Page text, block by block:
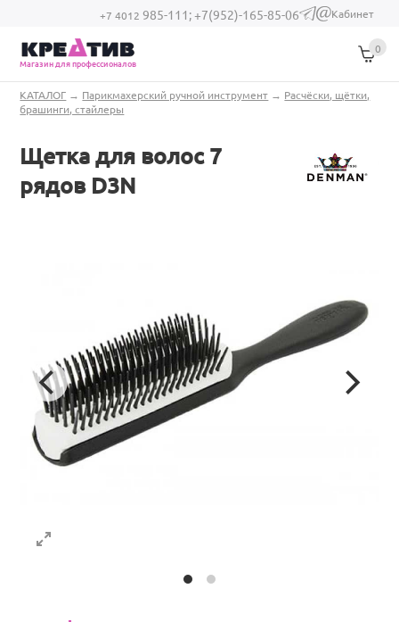
Перейти к основному содержанию
+7 4012 985-111;+7(952)-165-85-06
(link sends e-
Кабинет
Магазин для профессионалов
0
Вы здесь
КАТАЛОГ → Парикмахерский ручной инструмент → Расчёски, щётки,
брашинги, стайлеры
Щетка для волос 7
рядов D3N